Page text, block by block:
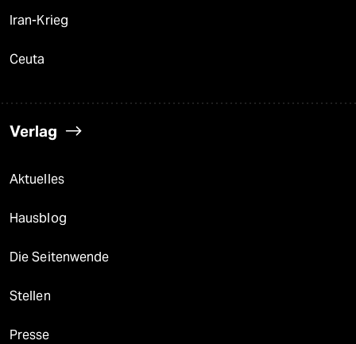
Iran-Krieg
Ceuta
Verlag
Aktuelles
Hausblog
Die Seitenwende
Stellen
Presse